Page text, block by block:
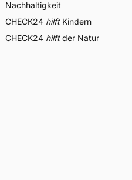
Nachhaltigkeit
CHECK24 hilftKindern
CHECK24 hilftder Natur